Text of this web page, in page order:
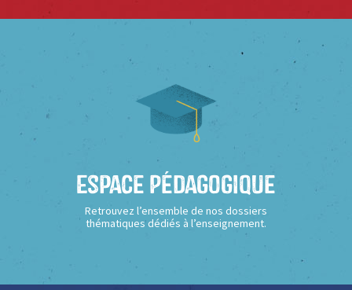
Espace Pédagogique
Retrouvez l’ensemble de nos dossiers
thématiques dédiés à l’enseignement.